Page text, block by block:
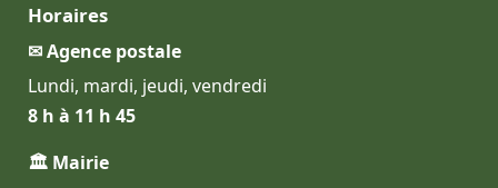
Horaires
✉ Agence postale
Lundi, mardi, jeudi, vendredi
8 h à 11 h 45
🏛 Mairie